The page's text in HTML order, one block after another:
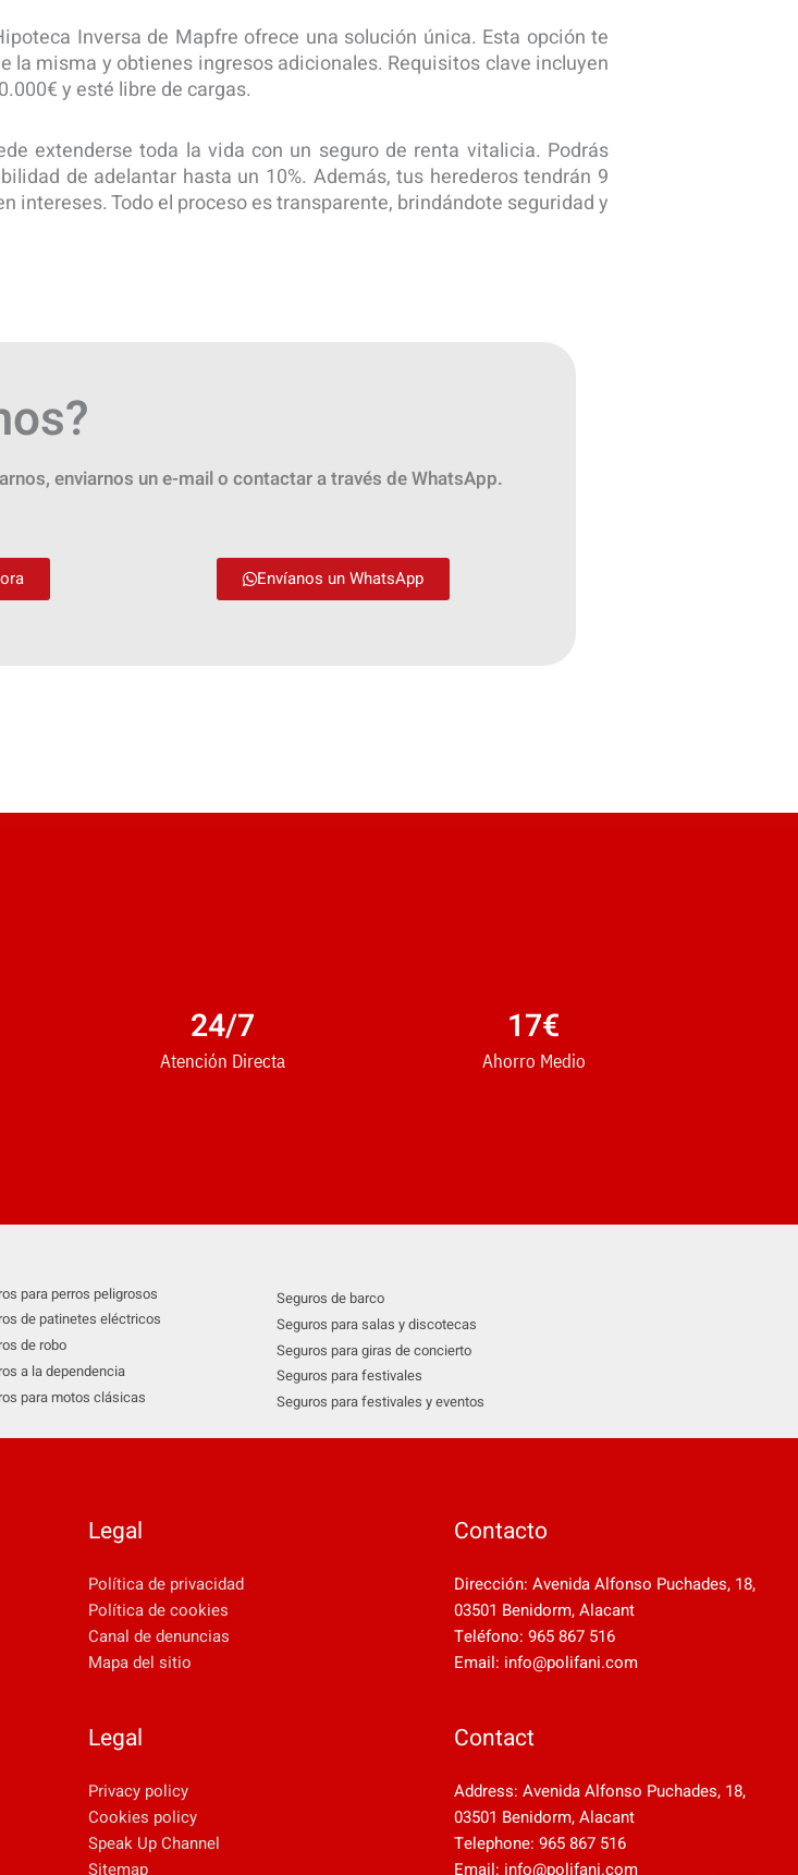
Inversa de Mapfre ofrece una solución única. Esta opción te
misma y obtienes ingresos adicionales. Requisitos clave incluyen
y esté libre de cargas.
extenderse toda la vida con un seguro de renta vitalicia. Podrás
de adelantar hasta un 10%. Además, tus herederos tendrán 9
Todo el proceso es transparente, brindándote seguridad y
enviarnos un e-mail o contactar a través de WhatsApp.
Envíanos un WhatsApp
Atención Directa
24/7
Ahorro Medio
17€
para perros peligrosos
de patinetes eléctricos
de robo
a la dependencia
para motos clásicas
Seguros de barco
Seguros para salas y discotecas
Seguros para giras de concierto
Seguros para festivales
Seguros para festivales y eventos
Legal
Política de privacidad
Política de cookies
Canal de denuncias
Mapa del sitio
Legal
Privacy policy
Cookies policy
Speak Up Channel
Sitemap
Contacto
Dirección: Avenida Alfonso Puchades, 18,
03501 Benidorm, Alacant
Teléfono: 965 867 516
Email: info@polifani.com
Contact
Address: Avenida Alfonso Puchades, 18,
03501 Benidorm, Alacant
Telephone: 965 867 516
Email: info@polifani.com